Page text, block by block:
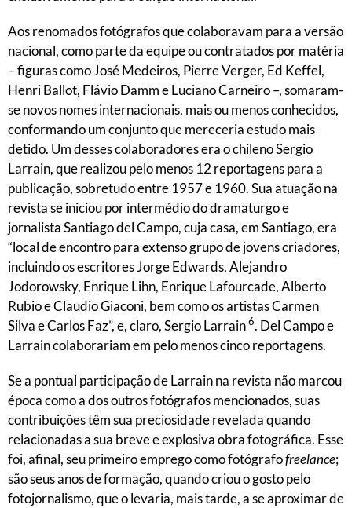
Aos renomados fotógrafos que colaboravam para a versão
nacional, como parte da equipe ou contratados por matéria
– figuras como José Medeiros, Pierre Verger, Ed Keffel,
Henri Ballot, Flávio Damm e Luciano Carneiro –, somaram-
se novos nomes internacionais, mais ou menos conhecidos,
conformando um conjunto que mereceria estudo mais
detido. Um desses colaboradores era o chileno Sergio
Larrain, que realizou pelo menos 12 reportagens para a
publicação, sobretudo entre 1957 e 1960. Sua atuação na
revista se iniciou por intermédio do dramaturgo e
jornalista Santiago del Campo, cuja casa, em Santiago, era
“local de encontro para extenso grupo de jovens criadores,
incluindo os escritores Jorge Edwards, Alejandro
Jodorowsky, Enrique Lihn, Enrique Lafourcade, Alberto
Rubio e Claudio Giaconi, bem como os artistas Carmen
Silva e Carlos Faz”, e, claro, Sergio Larrain6. Del Campo e
Larrain colaborariam em pelo menos cinco reportagens.
Se a pontual participação de Larrain na revista não marcou
época como a dos outros fotógrafos mencionados, suas
contribuições têm sua preciosidade revelada quando
relacionadas a sua breve e explosiva obra fotográfica. Esse
foi, afinal, seu primeiro emprego como fotógrafofreelance;
são seus anos de formação, quando criou o gosto pelo
fotojornalismo, que o levaria, mais tarde, a se aproximar de